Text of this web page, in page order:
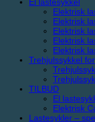
Elektrisk
Elektrisk
Elektrisk
Elektrisk
Elektrisk
Trehjulssykkel
TILBUD
El
Elektrisk
Lastesykler –